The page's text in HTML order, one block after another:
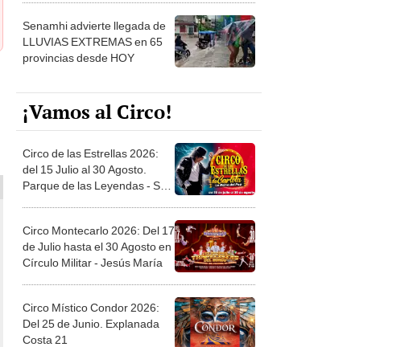
Senamhi advierte llegada de
LLUVIAS EXTREMAS en 65
provincias desde HOY
¡Vamos al Circo!
Circo de las Estrellas 2026:
del 15 Julio al 30 Agosto.
Parque de las Leyendas - San
Circo Montecarlo 2026: Del 17
de Julio hasta el 30 Agosto en
Círculo Militar - Jesús María
Circo Místico Condor 2026:
Del 25 de Junio. Explanada
Costa 21